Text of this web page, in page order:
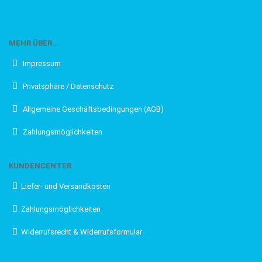
Buchverlag die Kinowerbewerbetafeln für 888 Filme
vorhandenen Aushangmaterialien zum Film gelegt. Des
genauere Informationen zum Kinowerbematerial zu finden.
Sie jeweils acht Titel nach und nach in der richtigen
wenn alle weg sind, gibt es keine mehr!
MEHR ÜBER...
Impressum
Privatsphäre / Datenschutz
Allgemeine Geschäftsbedingungen (AGB)
Zahlungsmöglichkeiten
KUNDENCENTER
Liefer- und Versandkosten
Zahlungsmöglichkeiten
Widerrufsrecht & Widerrufsformular